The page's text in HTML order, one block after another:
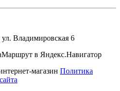
ул. Владимировская 6
Маршрут в Яндекс.Навигатор
магазин Политика